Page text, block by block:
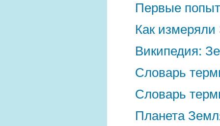
Первые
Как
Википедия:
Словарь
Словарь
Планета